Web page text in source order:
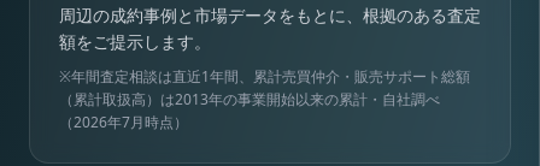
周辺の成約事例と市場データをもとに、根拠のある査定
額をご提示します。
※年間査定相談は直近1年間、累計売買仲介・販売サポート総額
（累計取扱高）は2013年の事業開始以来の累計・自社調べ
（2026年7月時点）